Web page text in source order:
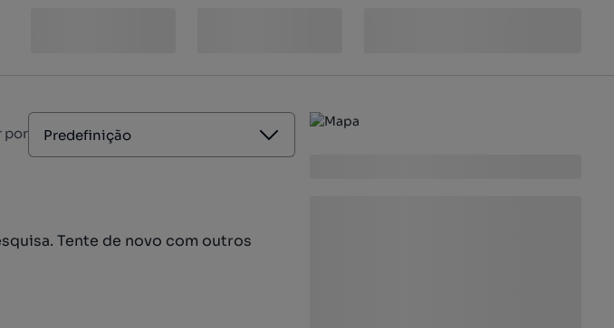
por Predefinição
Tente de novo com outros